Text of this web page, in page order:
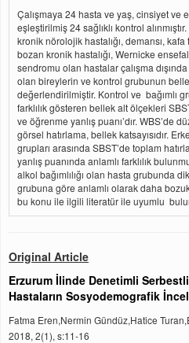
Çalışmaya 24 hasta ve yaş, cinsiyet ve
eşleştirilmiş 24 sağlıklı kontrol
kronik nörolojik hastalığı, demansı,
bozan kronik hastalığı, Wernicke
sendromu olan hastalar çalışma dışında
olan bireylerin ve kontrol grubunun
değerlendirilmiştir. Kontrol ve bağımlı
farklılık gösteren bellek alt ölçekleri
ve öğrenme yanlış puanı’dır. WBS’de
görsel hatırlama, bellek katsayısıdır.
grupları arasında SBST’de toplam
yanlış puanında anlamlı farklılık
alkol bağımlılığı olan hasta grubunda
grubuna göre anlamlı olarak daha
bu konu ile ilgili literatür ile uyumlu
Original Article
Erzurum İlinde Denetimli
Hastaların Sosyodemografik
Fatma Eren,Nermin Gündüz,Hatice
2018, 2(1), s:11-16